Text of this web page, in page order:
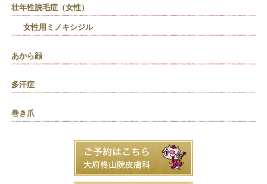
壮年性脱毛症（女性）
女性用ミノキシジル
あから顔
多汗症
巻き爪